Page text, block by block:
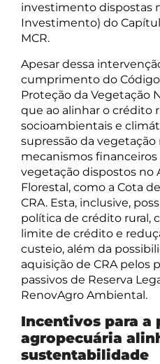
investimento dispostas
Investimento) do
MCR.
Apesar dessa
cumprimento do Código
Proteção da Vegetação
que ao alinhar o crédito
socioambientais e
supressão da
mecanismos financeiros
vegetação dispostos no
Florestal, como a Cota
CRA. Esta, inclusive,
política de crédito rural,
limite de crédito e
custeio, além da
aquisição de CRA pelos
passivos de Reserva
RenovAgro Ambiental.
Incentivos para a
agropecuária
sustentabilidade